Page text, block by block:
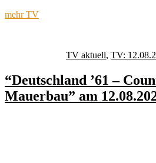
mehr TV
TV aktuell, TV:
“Deutschland ’61 –
Mauerbau” am